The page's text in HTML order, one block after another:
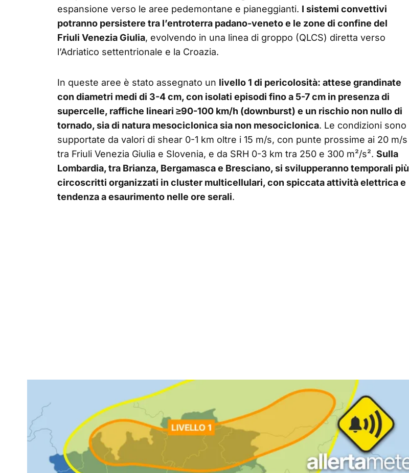
espansione verso le aree pedemontane e pianeggianti. I sistemi convettivi
potranno persistere tra l’entroterra padano-veneto e le zone di confine del
Friuli Venezia Giulia, evolvendo in una linea di groppo (QLCS) diretta verso
l’Adriatico settentrionale e la Croazia.
In queste aree è stato assegnato un livello 1 di pericolosità: attese grandinate
con diametri medi di 3-4 cm, con isolati episodi fino a 5-7 cm in presenza di
supercelle, raffiche lineari ≥90-100 km/h (downburst) e un rischio non nullo di
tornado, sia di natura mesociclonica sia non mesociclonica. Le condizioni sono
supportate da valori di shear 0-1 km oltre i 15 m/s, con punte prossime ai 20 m/s
tra Friuli Venezia Giulia e Slovenia, e da SRH 0-3 km tra 250 e 300 m²/s². Sulla
Lombardia, tra Brianza, Bergamasca e Bresciano, si svilupperanno temporali più
circoscritti organizzati in cluster multicellulari, con spiccata attività elettrica e
tendenza a esaurimento nelle ore serali.